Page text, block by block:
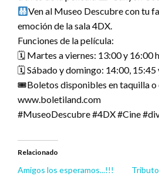
Ven al Museo Descubre con tu
emoción de la sala 4DX.
Funciones de la película:
🗓 Martes a viernes: 13:00 y 16:00
🗓 Sábado y domingo: 14:00, 15:45
🎟Boletos disponibles en taquilla o
www.boletiland.com
#MuseoDescubre #4DX #Cine
Relacionado
Amigos los esperamos...!!!